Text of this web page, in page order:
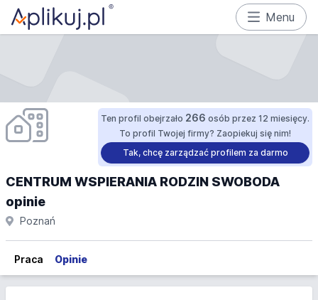
Menu
Ten profil obejrzało 266 osób przez 12 miesięcy.
To profil Twojej firmy? Zaopiekuj się nim!
Tak, chcę zarządzać profilem za darmo
CENTRUM WSPIERANIA RODZIN SWOBODA
opinie
Poznań
Praca Opinie